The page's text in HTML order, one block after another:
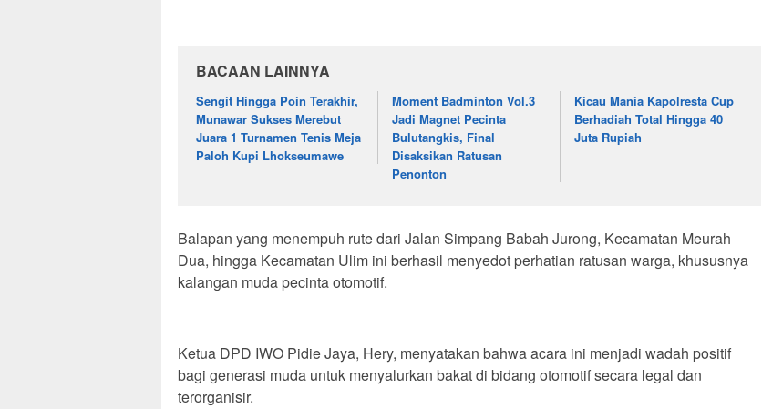
BACAAN LAINNYA
Sengit Hingga Poin Terakhir,
Munawar Sukses Merebut
Juara 1 Turnamen Tenis Meja
Paloh Kupi Lhokseumawe
Moment Badminton Vol.3
Jadi Magnet Pecinta
Bulutangkis, Final
Disaksikan Ratusan
Penonton
Kicau Mania Kapolresta Cup
Berhadiah Total Hingga 40
Juta Rupiah
Balapan yang menempuh rute dari Jalan Simpang Babah Jurong, Kecamatan Meurah
Dua, hingga Kecamatan Ulim ini berhasil menyedot perhatian ratusan warga, khususnya
kalangan muda pecinta otomotif.
Ketua DPD IWO Pidie Jaya, Hery, menyatakan bahwa acara ini menjadi wadah positif
bagi generasi muda untuk menyalurkan bakat di bidang otomotif secara legal dan
terorganisir.